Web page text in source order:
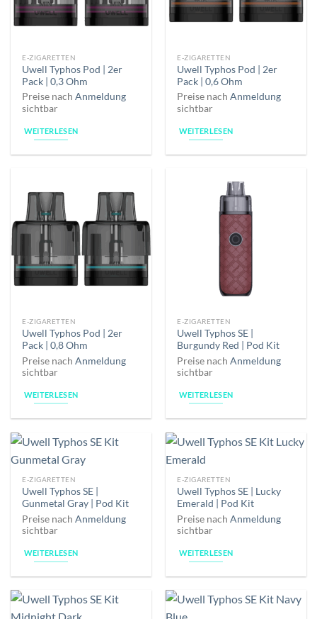
E-ZIGARETTEN
Uwell Typhos Pod | 2er
Pack | 0,3 Ohm
Preise nachAnmeldung
sichtbar
WEITERLESEN
E-ZIGARETTEN
Uwell Typhos Pod | 2er
Pack | 0,6 Ohm
Preise nachAnmeldung
sichtbar
WEITERLESEN
E-ZIGARETTEN
Uwell Typhos Pod | 2er
Pack | 0,8 Ohm
Preise nachAnmeldung
sichtbar
WEITERLESEN
E-ZIGARETTEN
Uwell Typhos SE |
Burgundy Red | Pod Kit
Preise nachAnmeldung
sichtbar
WEITERLESEN
E-ZIGARETTEN
Uwell Typhos SE |
Gunmetal Gray | Pod Kit
Preise nachAnmeldung
sichtbar
WEITERLESEN
E-ZIGARETTEN
Uwell Typhos SE | Lucky
Emerald | Pod Kit
Preise nachAnmeldung
sichtbar
WEITERLESEN